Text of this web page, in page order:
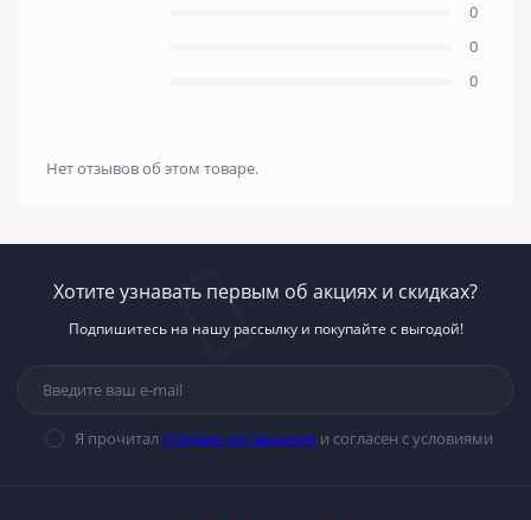
0
0
0
Нет отзывов об этом товаре.
Хотите узнавать первым об акциях и скидках?
Подпишитесь на нашу рассылку и покупайте с выгодой!
Я прочитал Условия соглашения и согласен с условиями